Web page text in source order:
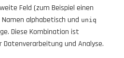
Feld (zum Beispiel einen
alphabetisch und uniq
Diese Kombination ist
Datenverarbeitung und Analyse.